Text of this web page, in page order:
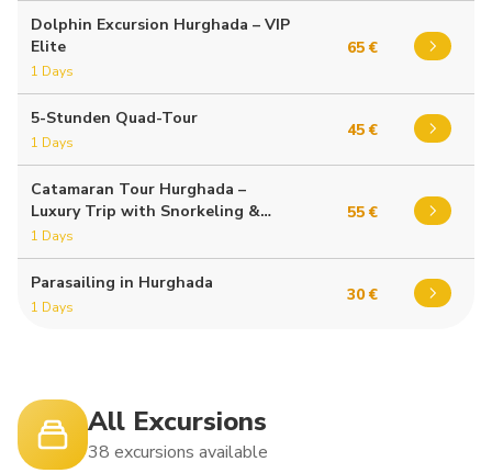
Dolphin Excursion Hurghada – VIP
Elite
1 Days
65 €
5-Stunden Quad-Tour
1 Days
45 €
Catamaran Tour Hurghada –
Luxury Trip with Snorkeling &
Dolphin Watching
1 Days
55 €
Parasailing in Hurghada
1 Days
30 €
All Excursions
38 excursions available